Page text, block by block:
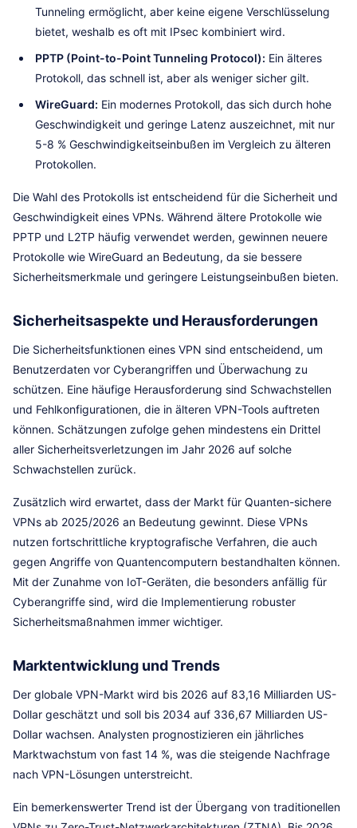
Tunneling ermöglicht, aber keine eigene Verschlüsselung
bietet, weshalb es oft mit IPsec kombiniert wird.
PPTP (Point-to-Point Tunneling Protocol): Ein älteres
Protokoll, das schnell ist, aber als weniger sicher gilt.
WireGuard: Ein modernes Protokoll, das sich durch hohe
Geschwindigkeit und geringe Latenz auszeichnet, mit nur
5-8 % Geschwindigkeitseinbußen im Vergleich zu älteren
Protokollen.
Die Wahl des Protokolls ist entscheidend für die Sicherheit und
Geschwindigkeit eines VPNs. Während ältere Protokolle wie
PPTP und L2TP häufig verwendet werden, gewinnen neuere
Protokolle wie WireGuard an Bedeutung, da sie bessere
Sicherheitsmerkmale und geringere Leistungseinbußen bieten.
Sicherheitsaspekte und Herausforderungen
Die Sicherheitsfunktionen eines VPN sind entscheidend, um
Benutzerdaten vor Cyberangriffen und Überwachung zu
schützen. Eine häufige Herausforderung sind Schwachstellen
und Fehlkonfigurationen, die in älteren VPN-Tools auftreten
können. Schätzungen zufolge gehen mindestens ein Drittel
aller Sicherheitsverletzungen im Jahr 2026 auf solche
Schwachstellen zurück.
Zusätzlich wird erwartet, dass der Markt für Quanten-sichere
VPNs ab 2025/2026 an Bedeutung gewinnt. Diese VPNs
nutzen fortschrittliche kryptografische Verfahren, die auch
gegen Angriffe von Quantencomputern bestandhalten können.
Mit der Zunahme von IoT-Geräten, die besonders anfällig für
Cyberangriffe sind, wird die Implementierung robuster
Sicherheitsmaßnahmen immer wichtiger.
Marktentwicklung und Trends
Der globale VPN-Markt wird bis 2026 auf 83,16 Milliarden US-
Dollar geschätzt und soll bis 2034 auf 336,67 Milliarden US-
Dollar wachsen. Analysten prognostizieren ein jährliches
Marktwachstum von fast 14 %, was die steigende Nachfrage
nach VPN-Lösungen unterstreicht.
Ein bemerkenswerter Trend ist der Übergang von traditionellen